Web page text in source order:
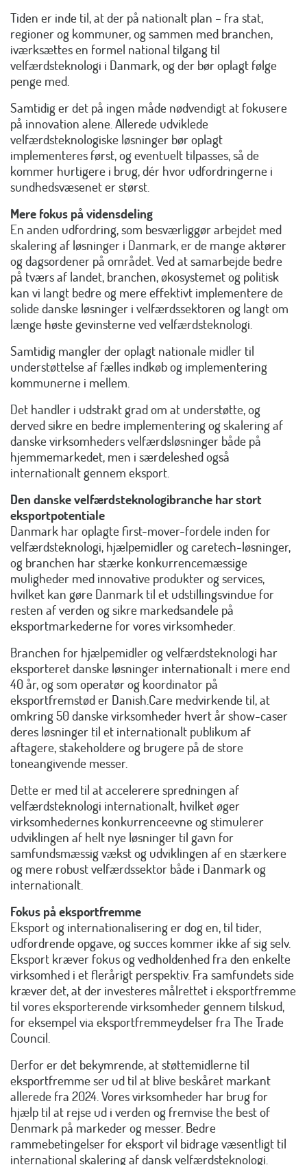
Tiden er inde til, at der på nationalt plan – fra stat,
regioner og kommuner, og sammen med branchen,
iværksættes en formel national tilgang til
velfærdsteknologi i Danmark, og der bør oplagt følge
penge med.
Samtidig er det på ingen måde nødvendigt at fokusere
på innovation alene. Allerede udviklede
velfærdsteknologiske løsninger bør oplagt
implementeres først, og eventuelt tilpasses, så de
kommer hurtigere i brug, dér hvor udfordringerne i
sundhedsvæsenet er størst.
Mere fokus på vidensdeling
En anden udfordring, som besværliggør arbejdet med
skalering af løsninger i Danmark, er de mange aktører
og dagsordener på området. Ved at samarbejde bedre
på tværs af landet, branchen, økosystemet og politisk
kan vi langt bedre og mere effektivt implementere de
solide danske løsninger i velfærdssektoren og langt om
længe høste gevinsterne ved velfærdsteknologi.
Samtidig mangler der oplagt nationale midler til
understøttelse af fælles indkøb og implementering
kommunerne i mellem.
Det handler i udstrakt grad om at understøtte, og
derved sikre en bedre implementering og skalering af
danske virksomheders velfærdsløsninger både på
hjemmemarkedet, men i særdeleshed også
internationalt gennem eksport.
Den danske velfærdsteknologibranche har stort
eksportpotentiale
Danmark har oplagte first-mover-fordele inden for
velfærdsteknologi, hjælpemidler og caretech-løsninger,
og branchen har stærke konkurrencemæssige
muligheder med innovative produkter og services,
hvilket kan gøre Danmark til et udstillingsvindue for
resten af verden og sikre markedsandele på
eksportmarkederne for vores virksomheder.
Branchen for hjælpemidler og velfærdsteknologi har
eksporteret danske løsninger internationalt i mere end
40 år, og som operatør og koordinator på
eksportfremstød er Danish.Care medvirkende til, at
omkring 50 danske virksomheder hvert år show-caser
deres løsninger til et internationalt publikum af
aftagere, stakeholdere og brugere på de store
toneangivende messer.
Dette er med til at accelerere spredningen af
velfærdsteknologi internationalt, hvilket øger
virksomhedernes konkurrenceevne og stimulerer
udviklingen af helt nye løsninger til gavn for
samfundsmæssig vækst og udviklingen af en stærkere
og mere robust velfærdssektor både i Danmark og
internationalt.
Fokus på eksportfremme
Eksport og internationalisering er dog en, til tider,
udfordrende opgave, og succes kommer ikke af sig selv.
Eksport kræver fokus og vedholdenhed fra den enkelte
virksomhed i et flerårigt perspektiv. Fra samfundets side
kræver det, at der investeres målrettet i eksportfremme
til vores eksporterende virksomheder gennem tilskud,
for eksempel via eksportfremmeydelser fra The Trade
Council.
Derfor er det bekymrende, at støttemidlerne til
eksportfremme ser ud til at blive beskåret markant
allerede fra 2024. Vores virksomheder har brug for
hjælp til at rejse ud i verden og fremvise the best of
Denmark på markeder og messer. Bedre
rammebetingelser for eksport vil bidrage væsentligt til
international skalering af dansk velfærdsteknologi.